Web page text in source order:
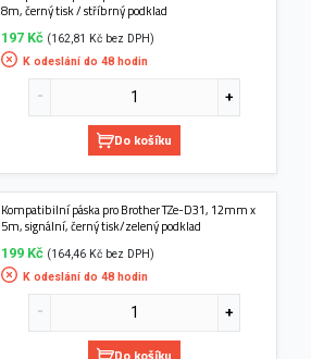
8m, černý tisk / stříbrný podklad
197 Kč (162,81 Kč bez DPH)
K odeslání do 48 hodin
Do košíku
Kompatibilní páska pro Brother TZe-D31, 12mm x
5m, signální, černý tisk/zelený podklad
199 Kč (164,46 Kč bez DPH)
K odeslání do 48 hodin